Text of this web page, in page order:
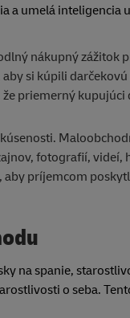
a umelá
nákupný zážitok
si kúpili
priemerný
fotografií, videí,
príjemcom
na spanie,
o seba.